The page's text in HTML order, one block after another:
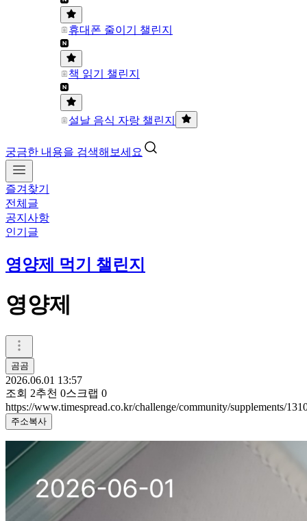
휴대폰 줄이기 챌린지
책 읽기 챌린지
설날 음식 자랑 챌린지
궁금한 내용을 검색해보세요
즐겨찾기
전체글
공지사항
인기글
영양제 먹기 챌린지
영양제
곰곰
2026.06.01 13:57
조회 2추천 0스크랩 0
https://www.timespread.co.kr/challenge/community/supplements/
주소복사